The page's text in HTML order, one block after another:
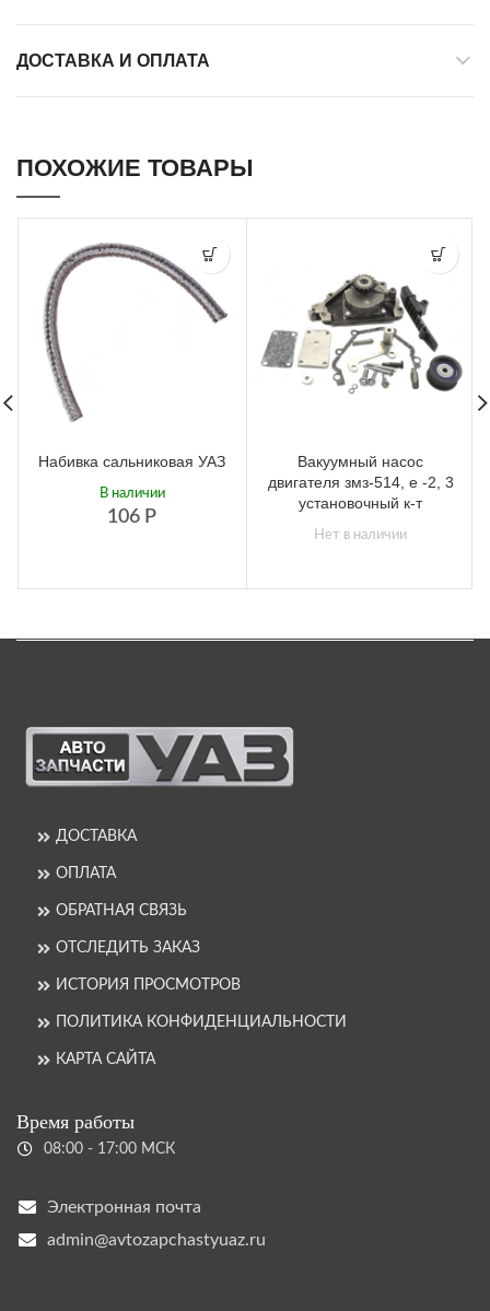
ДОСТАВКА И ОПЛАТА
ПОХОЖИЕ ТОВАРЫ
Набивка сальниковая УАЗ
106 Р
В наличии
Вакуумный насос
двигателя змз-514, е -2, 3
установочный к-т
Нет в наличии
ДОСТАВКА
ОПЛАТА
ОБРАТНАЯ СВЯЗЬ
ОТСЛЕДИТЬ ЗАКАЗ
ИСТОРИЯ ПРОСМОТРОВ
ПОЛИТИКА КОНФИДЕНЦИАЛЬНОСТИ
КАРТА САЙТА
Время работы
08:00 - 17:00 МСК
Электронная почта
admin@avtozapchastyuaz.ru